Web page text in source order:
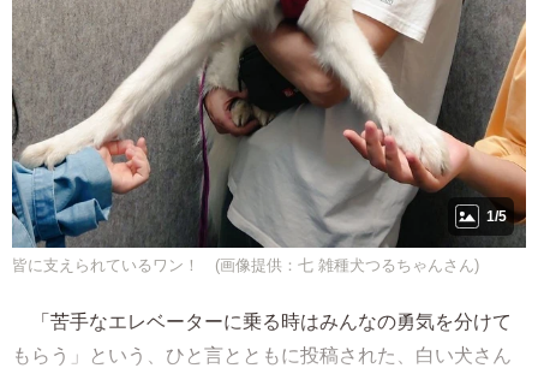
1/5
皆に支えられているワン！ (画像提供：七 雑種犬つるちゃんさん)
「苦手なエレベーターに乗る時はみんなの勇気を分けて
もらう」という、ひと言とともに投稿された、白い犬さん